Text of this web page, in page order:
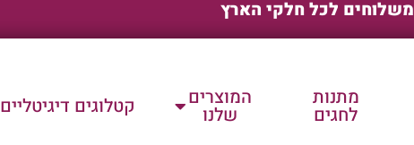
משלוחים לכל חלקי הארץ
מתנות
לחגים
המוצרים
שלנו קטלוגים דיגיטליים